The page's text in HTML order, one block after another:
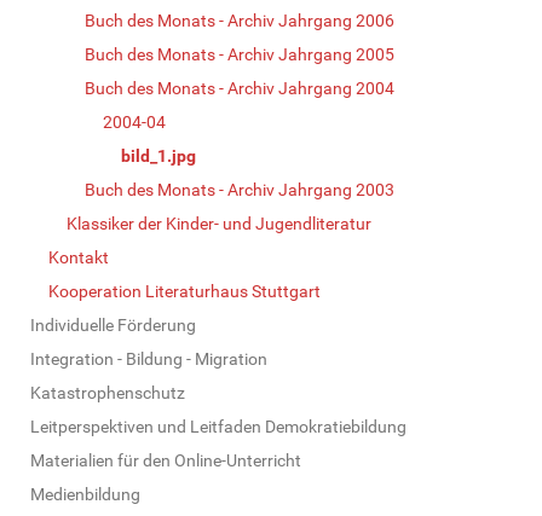
Buch des Monats - Archiv Jahrgang 2006
Buch des Monats - Archiv Jahrgang 2005
Buch des Monats - Archiv Jahrgang 2004
2004-04
bild_1.jpg
Buch des Monats - Archiv Jahrgang 2003
Klassiker der Kinder- und Jugendliteratur
Kontakt
Kooperation Literaturhaus Stuttgart
Individuelle Förderung
Integration - Bildung - Migration
Katastrophenschutz
Leitperspektiven und Leitfaden Demokratiebildung
Materialien für den Online-Unterricht
Medienbildung